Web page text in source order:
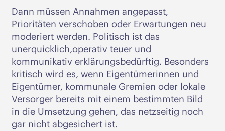
Dann müssen Annahmen angepasst,
Prioritäten verschoben oder Erwartungen neu
moderiert werden. Politisch ist das
unerquicklich,operativ teuer und
kommunikativ erklärungsbedürftig. Besonders
kritisch wird es, wenn Eigentümerinnen und
Eigentümer, kommunale Gremien oder lokale
Versorger bereits mit einem bestimmten Bild
in die Umsetzung gehen, das netzseitig noch
gar nicht abgesichert ist.